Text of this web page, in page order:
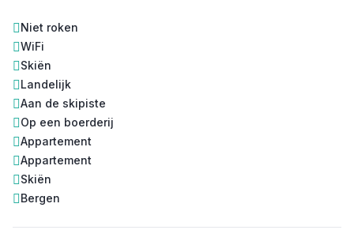
Niet roken
WiFi
Skiën
Landelijk
Aan de skipiste
Op een boerderij
Appartement
Appartement
Skiën
Bergen